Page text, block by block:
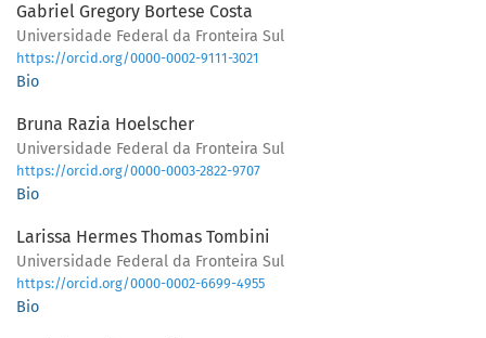
Gabriel Gregory Bortese Costa
Universidade Federal da Fronteira Sul
https://orcid.org/0000-0002-9111-3021
Bio
Bruna Razia Hoelscher
Universidade Federal da Fronteira Sul
https://orcid.org/0000-0003-2822-9707
Bio
Larissa Hermes Thomas Tombini
Universidade Federal da Fronteira Sul
https://orcid.org/0000-0002-6699-4955
Bio